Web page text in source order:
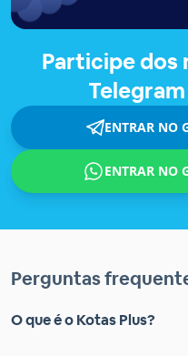
Participe dos
ENTRAR NO
ENTRAR NO
Perguntas
O que é o Kotas Plus?